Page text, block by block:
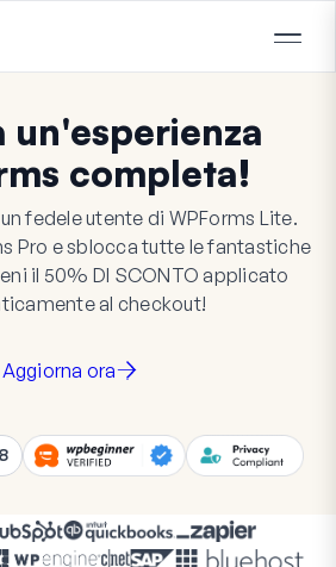
un'esperienza
completa!
fedele utente di WPForms Lite.
Pro e sblocca tutte le fantastiche
il 50% DI SCONTO applicato
al checkout!
Aggiorna ora